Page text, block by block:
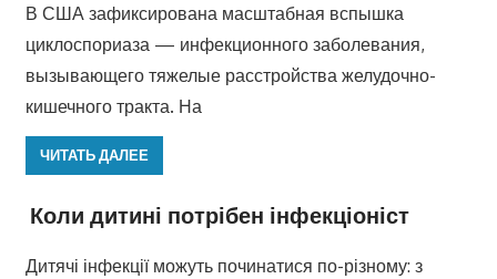
В США зафиксирована масштабная вспышка
циклоспориаза — инфекционного заболевания,
вызывающего тяжелые расстройства желудочно-
кишечного тракта. На
ЧИТАТЬ ДАЛЕЕ
Коли дитині потрібен інфекціоніст
Дитячі інфекції можуть починатися по-різному: з